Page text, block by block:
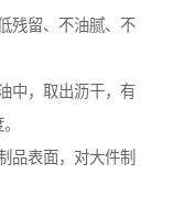
残留、不油腻、不
中，取出沥干，有
品表面，对大件制